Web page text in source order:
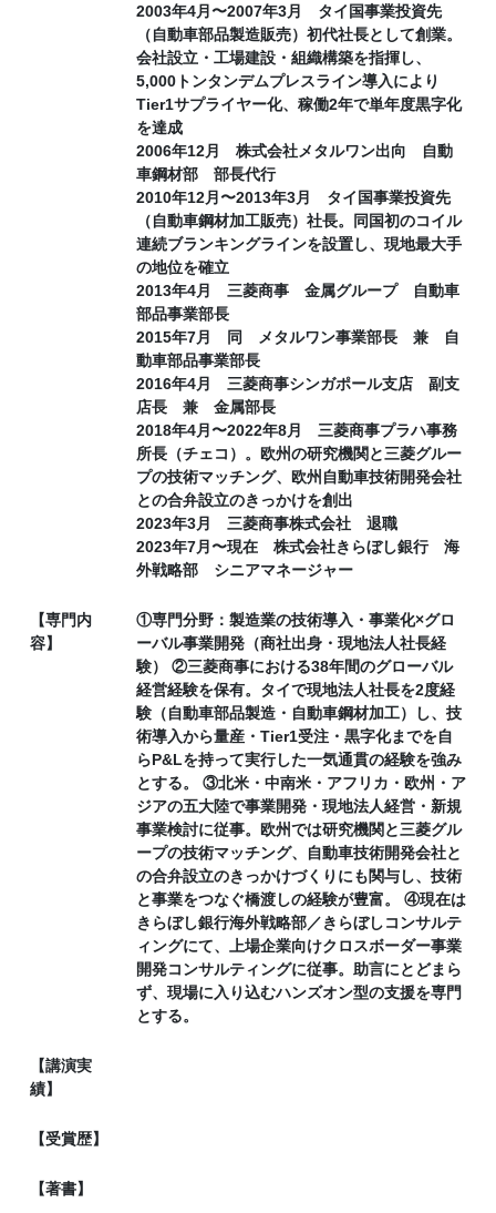
2003年4月〜2007年3月 タイ国事業投資先
（自動車部品製造販売）初代社長として創業。
会社設立・工場建設・組織構築を指揮し、
5,000トンタンデムプレスライン導入により
Tier1サプライヤー化、稼働2年で単年度黒字化
を達成
2006年12月 株式会社メタルワン出向 自動
車鋼材部 部長代行
2010年12月〜2013年3月 タイ国事業投資先
（自動車鋼材加工販売）社長。同国初のコイル
連続ブランキングラインを設置し、現地最大手
の地位を確立
2013年4月 三菱商事 金属グループ 自動車
部品事業部長
2015年7月 同 メタルワン事業部長 兼 自
動車部品事業部長
2016年4月 三菱商事シンガポール支店 副支
店長 兼 金属部長
2018年4月〜2022年8月 三菱商事プラハ事務
所長（チェコ）。欧州の研究機関と三菱グルー
プの技術マッチング、欧州自動車技術開発会社
との合弁設立のきっかけを創出
2023年3月 三菱商事株式会社 退職
2023年7月〜現在 株式会社きらぼし銀行 海
外戦略部 シニアマネージャー
【専門内
容】
①専門分野：製造業の技術導入・事業化×グロ
ーバル事業開発（商社出身・現地法人社長経
験） ②三菱商事における38年間のグローバル
経営経験を保有。タイで現地法人社長を2度経
験（自動車部品製造・自動車鋼材加工）し、技
術導入から量産・Tier1受注・黒字化までを自
らP&Lを持って実行した一気通貫の経験を強み
とする。 ③北米・中南米・アフリカ・欧州・ア
ジアの五大陸で事業開発・現地法人経営・新規
事業検討に従事。欧州では研究機関と三菱グル
ープの技術マッチング、自動車技術開発会社と
の合弁設立のきっかけづくりにも関与し、技術
と事業をつなぐ橋渡しの経験が豊富。 ④現在は
きらぼし銀行海外戦略部／きらぼしコンサルテ
ィングにて、上場企業向けクロスボーダー事業
開発コンサルティングに従事。助言にとどまら
ず、現場に入り込むハンズオン型の支援を専門
とする。
【講演実
績】
【受賞歴】
【著書】